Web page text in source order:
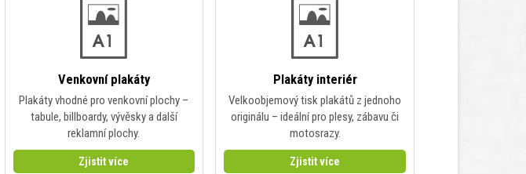
Venkovní plakáty
Plakáty vhodné pro venkovní plochy –
tabule, billboardy, vývěsky a další
reklamní plochy.
Zjistit více
Plakáty interiér
Velkoobjemový tisk plakátů z jednoho
originálu – ideální pro plesy, zábavu či
motosrazy.
Zjistit více